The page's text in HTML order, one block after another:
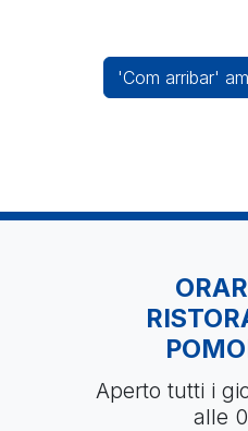
'Com arribar'
Aperto tutti i
alle